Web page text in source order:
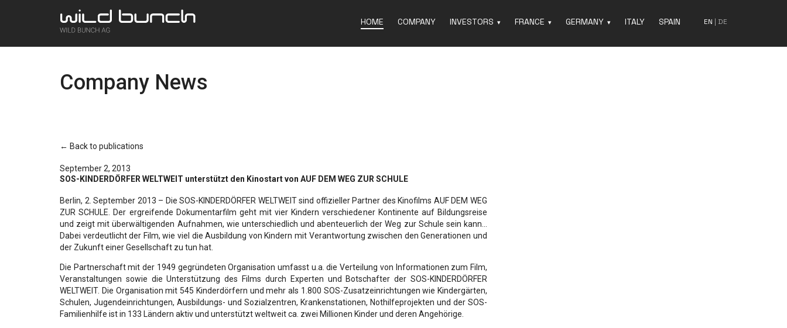
HOME COMPANY INVESTORS FRANCE GERMANY ITALY SPAIN EN | DE
Company News
← Back to publications
September 2, 2013
SOS-KINDERDÖRFER WELTWEIT unterstützt den Kinostart von AUF DEM WEG ZUR SCHULE
Berlin, 2. September 2013 – Die SOS-KINDERDÖRFER WELTWEIT sind offizieller Partner des Kinofilms AUF DEM WEG
ZUR SCHULE. Der ergreifende Dokumentarfilm geht mit vier Kindern verschiedener Kontinente auf Bildungsreise
und zeigt mit überwältigenden Aufnahmen, wie unterschiedlich und abenteuerlich der Weg zur Schule sein kann…
Dabei verdeutlicht der Film, wie viel die Ausbildung von Kindern mit Verantwortung zwischen den Generationen und
der Zukunft einer Gesellschaft zu tun hat.
Die Partnerschaft mit der 1949 gegründeten Organisation umfasst u.a. die Verteilung von Informationen zum Film,
Veranstaltungen sowie die Unterstützung des Films durch Experten und Botschafter der SOS-KINDERDÖRFER
WELTWEIT. Die Organisation mit 545 Kinderdörfern und mehr als 1.800 SOS-Zusatzeinrichtungen wie Kindergärten,
Schulen, Jugendeinrichtungen, Ausbildungs- und Sozialzentren, Krankenstationen, Nothilfeprojekten und der SOS-
Familienhilfe ist in 133 Ländern aktiv und unterstützt weltweit ca. zwei Millionen Kinder und deren Angehörige.